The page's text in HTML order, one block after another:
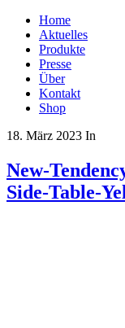
Home
Aktuelles
Produkte
Presse
Über
Kontakt
Shop
18. März 2023 In
New-
Side-Table-